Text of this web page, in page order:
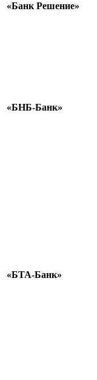
«Банк Решение»
«БНБ-Банк»
«БТА-Банк»